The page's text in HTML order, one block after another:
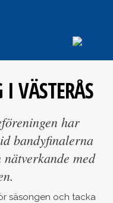
VÄSTERÅS
har
bandyfinalerna
med
säsongen och tacka